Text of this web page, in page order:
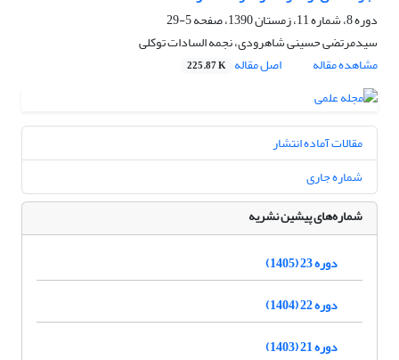
دوره 8، شماره 11، زمستان 1390، صفحه
5-29
سیدمرتضی حسینی شاهرودی، نجمه السادات توکلی
مشاهده مقاله
اصل مقاله 225.87 K
مقالات آماده انتشار
شماره جاری
شماره‌های پیشین نشریه
دوره 23 (1405)
دوره 22 (1404)
دوره 21 (1403)